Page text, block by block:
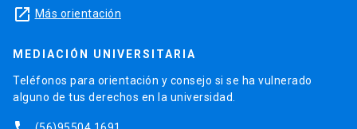
launch Más orientación
MEDIACIÓN UNIVERSITARIA
Teléfonos para orientación y consejo si se ha vulnerado
alguno de tus derechos en la universidad.